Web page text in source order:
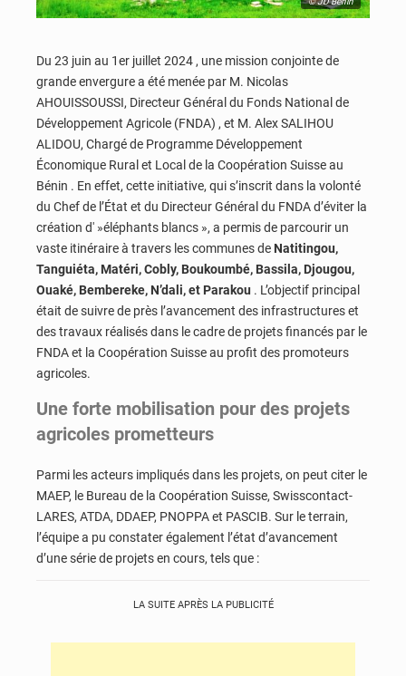
Du 23 juin au 1er juillet 2024 , une mission conjointe de
grande envergure a été menée par M. Nicolas
AHOUISSOUSSI, Directeur Général du Fonds National de
Développement Agricole (FNDA) , et M. Alex SALIHOU
ALIDOU, Chargé de Programme Développement
Économique Rural et Local de la Coopération Suisse au
Bénin . En effet, cette initiative, qui s’inscrit dans la volonté
du Chef de l’État et du Directeur Général du FNDA d’éviter la
création d' »éléphants blancs », a permis de parcourir un
vaste itinéraire à travers les communes de Natitingou,
Tanguiéta, Matéri, Cobly, Boukoumbé, Bassila, Djougou,
Ouaké, Bembereke, N’dali, et Parakou . L’objectif principal
était de suivre de près l’avancement des infrastructures et
des travaux réalisés dans le cadre de projets financés par le
FNDA et la Coopération Suisse au profit des promoteurs
agricoles.
Une forte mobilisation pour des projets
agricoles prometteurs
Parmi les acteurs impliqués dans les projets, on peut citer le
MAEP, le Bureau de la Coopération Suisse, Swisscontact-
LARES, ATDA, DDAEP, PNOPPA et PASCIB. Sur le terrain,
l’équipe a pu constater également l’état d’avancement
d’une série de projets en cours, tels que :
LA SUITE APRÈS LA PUBLICITÉ